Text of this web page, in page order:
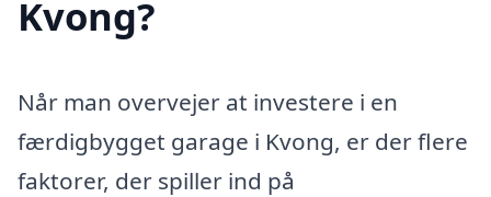
Kvong?
Når man overvejer at investere i en
færdigbygget garage i Kvong, er der flere
faktorer, der spiller ind på